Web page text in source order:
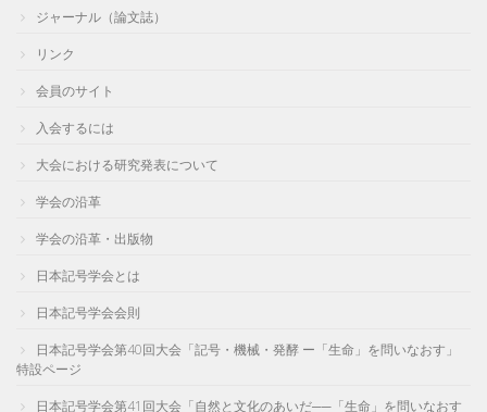
ジャーナル（論文誌）
リンク
会員のサイト
入会するには
大会における研究発表について
学会の沿革
学会の沿革・出版物
日本記号学会とは
日本記号学会会則
日本記号学会第40回大会「記号・機械・発酵 ー「生命」を問いなおす」
特設ページ
日本記号学会第41回大会「自然と文化のあいだ──「生命」を問いなおす